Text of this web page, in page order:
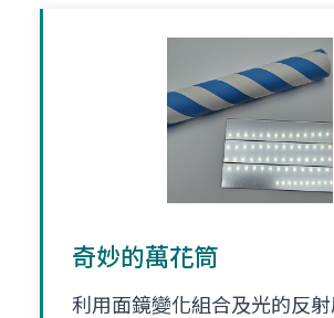
奇妙的萬花筒
利用面鏡變化組合及光的反射